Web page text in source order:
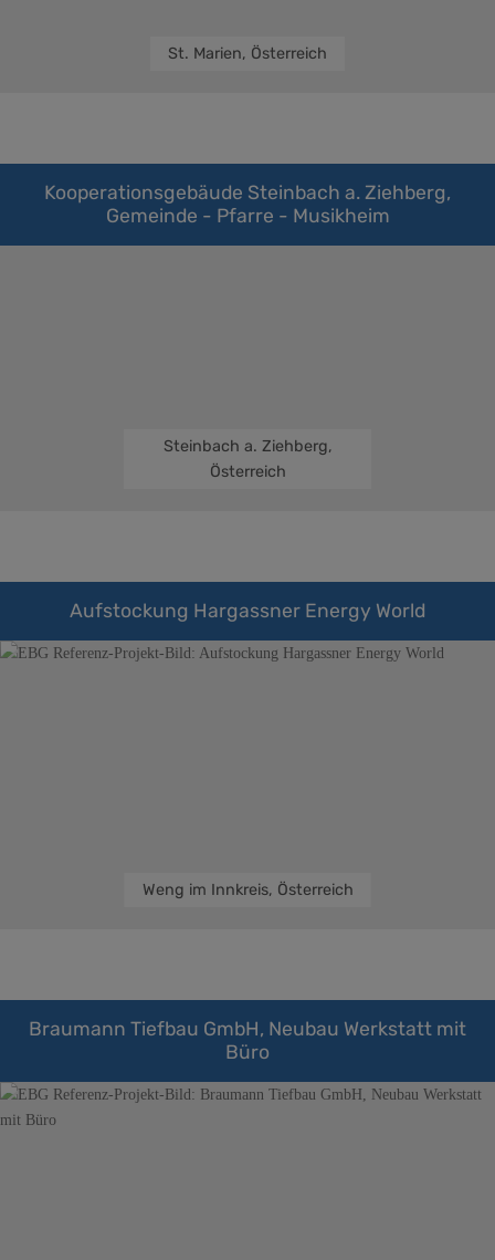
St. Marien, Österreich
Kooperationsgebäude Steinbach a. Ziehberg,
Gemeinde - Pfarre - Musikheim
Steinbach a. Ziehberg,
Österreich
Aufstockung Hargassner Energy World
Weng im Innkreis, Österreich
Braumann Tiefbau GmbH, Neubau Werkstatt mit
Büro